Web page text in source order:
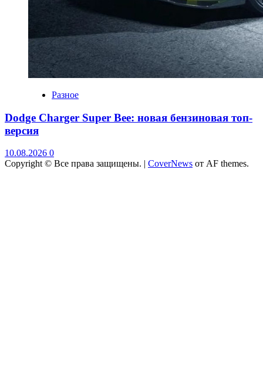
Разное
Dodge Charger Super Bee: новая бензиновая топ-
версия
10.08.2026 0
Copyright © Все права защищены. | CoverNews от AF themes.